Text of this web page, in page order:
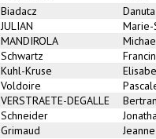
Biadacz Danuta
JULIAN
MANDIROLA
Schwartz
Kuhl-Kruse
Voldoire
VERSTRAETE-DEGALLE
Schneider
Grimaud Jeanne